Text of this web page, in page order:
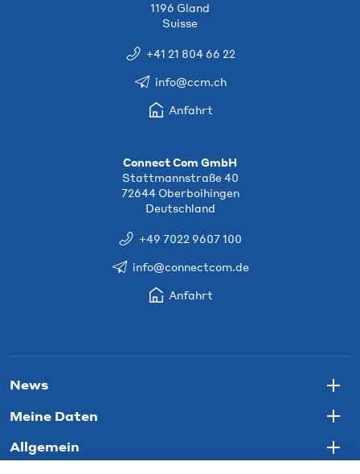
1196 Gland
Suisse
+41 21 804 66 22
info@ccm.ch
Anfahrt
Connect Com GmbH
Stattmannstraße 40
72644 Oberboihingen
Deutschland
+49 7022 9607 100
info@connectcom.de
Anfahrt
News
Meine Daten
Allgemein